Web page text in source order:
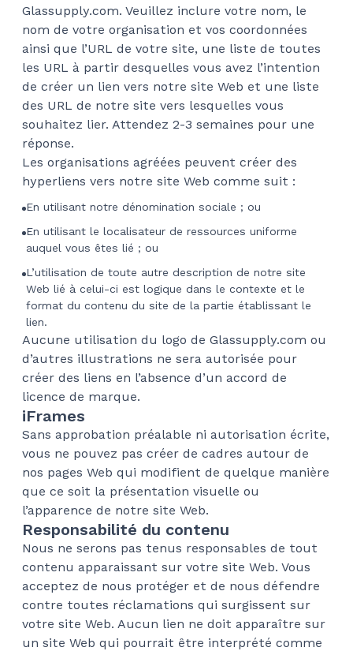
Glassupply.com. Veuillez inclure votre nom, le
nom de votre organisation et vos coordonnées
ainsi que l’URL de votre site, une liste de toutes
les URL à partir desquelles vous avez l’intention
de créer un lien vers notre site Web et une liste
des URL de notre site vers lesquelles vous
souhaitez lier. Attendez 2-3 semaines pour une
réponse.
Les organisations agréées peuvent créer des
hyperliens vers notre site Web comme suit :
En utilisant notre dénomination sociale ; ou
En utilisant le localisateur de ressources uniforme
auquel vous êtes lié ; ou
L’utilisation de toute autre description de notre site
Web lié à celui-ci est logique dans le contexte et le
format du contenu du site de la partie établissant le
lien.
Aucune utilisation du logo de Glassupply.com ou
d’autres illustrations ne sera autorisée pour
créer des liens en l’absence d’un accord de
licence de marque.
iFrames
Sans approbation préalable ni autorisation écrite,
vous ne pouvez pas créer de cadres autour de
nos pages Web qui modifient de quelque manière
que ce soit la présentation visuelle ou
l’apparence de notre site Web.
Responsabilité du contenu
Nous ne serons pas tenus responsables de tout
contenu apparaissant sur votre site Web. Vous
acceptez de nous protéger et de nous défendre
contre toutes réclamations qui surgissent sur
votre site Web. Aucun lien ne doit apparaître sur
un site Web qui pourrait être interprété comme